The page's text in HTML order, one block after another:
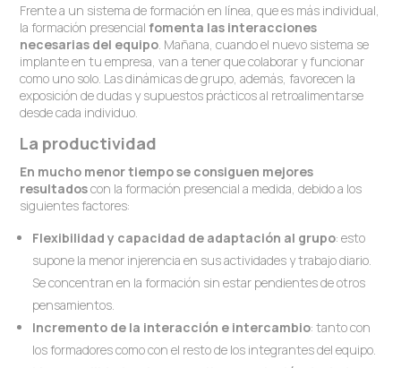
Frente a un sistema de formación en línea, que es más individual,
la formación presencialfomenta las interacciones
necesarias del equipo . Mañana, cuando el nuevo sistema se
implante en tu empresa, van a tener que colaborar y funcionar
como uno solo. Las dinámicas de grupo, además, favorecen la
exposición de dudas y supuestos prácticos al retroalimentarse
desde cada individuo.
La productividad
En mucho menor tiempo se consiguen mejores
resultadoscon la formación presencial a medida, debido a los
siguientes factores:
Flexibilidad y capacidad de adaptación al grupo: esto
supone la menor injerencia en sus actividades y trabajo diario.
Se concentran en la formación sin estar pendientes de otros
pensamientos.
Incremento de la interacción e intercambio: tanto con
los formadores como con el resto de los integrantes del equipo.